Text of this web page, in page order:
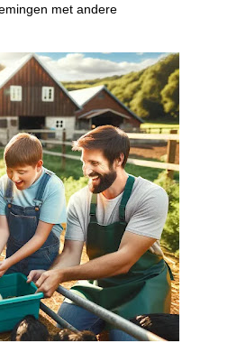
met andere